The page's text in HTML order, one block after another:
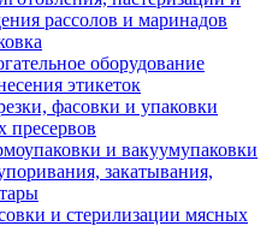
рассолов и маринадов
оборудование
этикеток
фасовки и упаковки
пресервов
и вакуумупаковки
закатывания,
и стерилизации мясных